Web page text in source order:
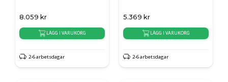
8.059 kr
LÄGG I VARUKORG
2-6 arbetsdagar
5.369 kr
LÄGG I VARUKORG
2-6 arbetsdagar